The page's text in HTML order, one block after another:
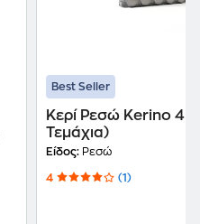
Best Seller
Κερί Ρεσώ Kerino 4Η
Τεμάχια)
Είδος: Ρεσώ
4 (1)